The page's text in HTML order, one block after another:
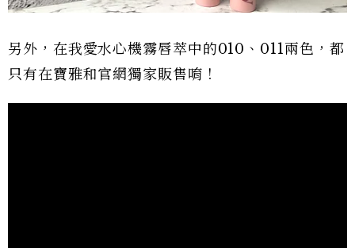
另外，在我愛水心機霧唇萃中的010、011兩色，都
只有在寶雅和官網獨家販售唷！